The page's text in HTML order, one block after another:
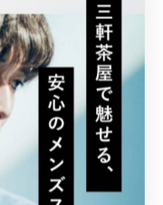
や流行に応じてアレ
ョンに敏感な方にと
り上げを基調とした
イルは、清潔感があ
くの男性に支持され
ルや髪質に合わせて